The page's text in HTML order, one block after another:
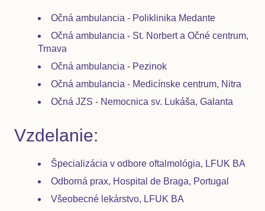
Očná ambulancia - Poliklinika Medante
Očná ambulancia - St. Norbert a Očné centrum,
Trnava
Očná ambulancia - Pezinok
Očná ambulancia - Medicínske centrum, Nitra
Očná JZS - Nemocnica sv. Lukáša, Galanta
Vzdelanie:
Špecializácia v odbore oftalmológia, LFUK BA
Odborná prax, Hospital de Braga, Portugal
Všeobecné lekárstvo, LFUK BA